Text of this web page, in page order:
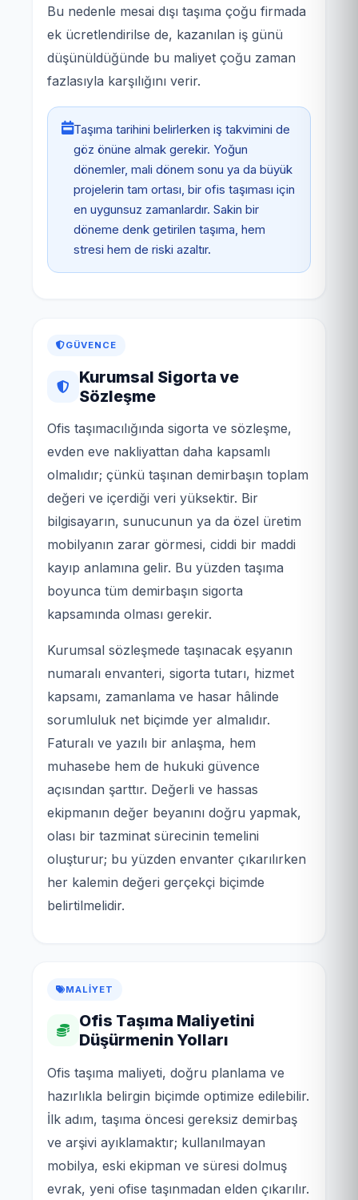
Bu nedenle mesai dışı taşıma çoğu firmada
ek ücretlendirilse de, kazanılan iş günü
düşünüldüğünde bu maliyet çoğu zaman
fazlasıyla karşılığını verir.
Taşıma tarihini belirlerken iş takvimini de
göz önüne almak gerekir. Yoğun
dönemler, mali dönem sonu ya da büyük
projelerin tam ortası, bir ofis taşıması için
en uygunsuz zamanlardır. Sakin bir
döneme denk getirilen taşıma, hem
stresi hem de riski azaltır.
GÜVENCE
Kurumsal Sigorta ve
Sözleşme
Ofis taşımacılığında sigorta ve sözleşme,
evden eve nakliyattan daha kapsamlı
olmalıdır; çünkü taşınan demirbaşın toplam
değeri ve içerdiği veri yüksektir. Bir
bilgisayarın, sunucunun ya da özel üretim
mobilyanın zarar görmesi, ciddi bir maddi
kayıp anlamına gelir. Bu yüzden taşıma
boyunca tüm demirbaşın sigorta
kapsamında olması gerekir.
Kurumsal sözleşmede taşınacak eşyanın
numaralı envanteri, sigorta tutarı, hizmet
kapsamı, zamanlama ve hasar hâlinde
sorumluluk net biçimde yer almalıdır.
Faturalı ve yazılı bir anlaşma, hem
muhasebe hem de hukuki güvence
açısından şarttır. Değerli ve hassas
ekipmanın değer beyanını doğru yapmak,
olası bir tazminat sürecinin temelini
oluşturur; bu yüzden envanter çıkarılırken
her kalemin değeri gerçekçi biçimde
belirtilmelidir.
MALIYET
Ofis Taşıma Maliyetini
Düşürmenin Yolları
Ofis taşıma maliyeti, doğru planlama ve
hazırlıkla belirgin biçimde optimize edilebilir.
İlk adım, taşıma öncesi gereksiz demirbaş
ve arşivi ayıklamaktır; kullanılmayan
mobilya, eski ekipman ve süresi dolmuş
evrak, yeni ofise taşınmadan elden çıkarılır.